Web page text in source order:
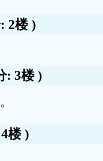
2楼)
: 3楼)
4楼)